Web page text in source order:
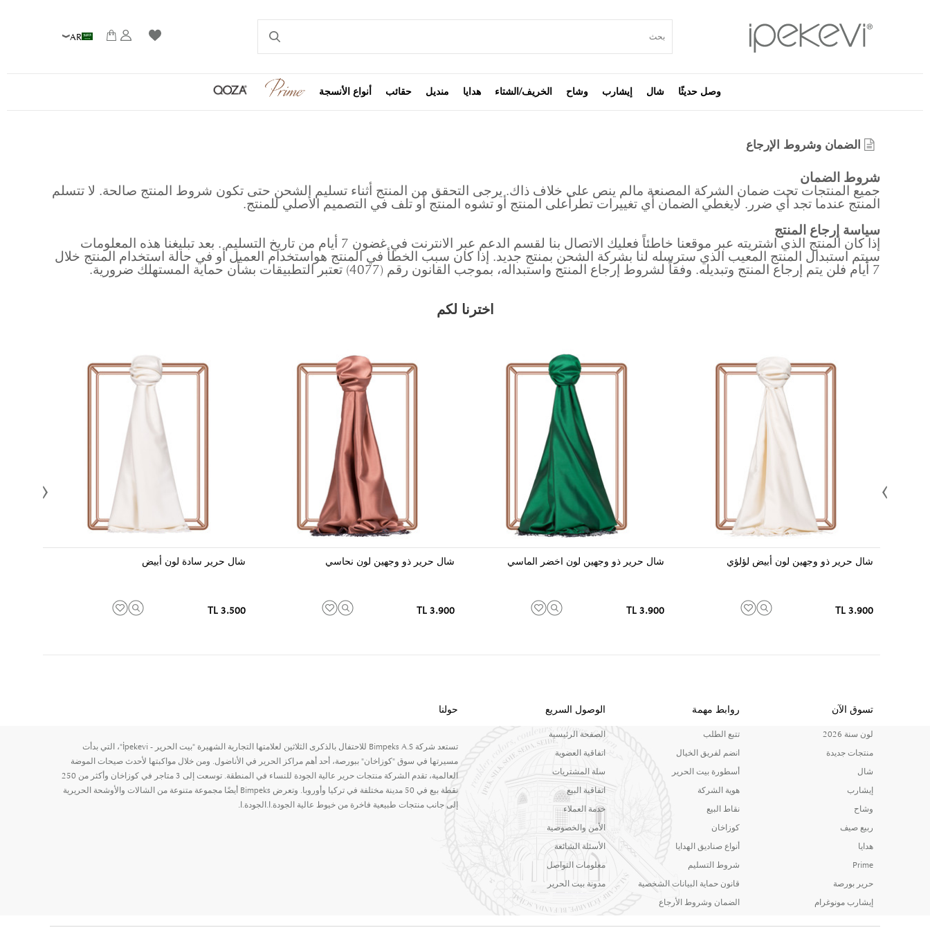
AR
وصل حديثًا شال إيشارب وشاح الخريف/الشتاء هدايا منديل حقائب أنواع الأنسجة
الضمان وشروط الإرجاع
شروط الضمان
جميع المنتجات تحت ضمان الشركة المصنعة مالم ينص على خلاف ذاك. يرجى التحقق من المنتج أثناء تسليم الشحن حتى تكون شروط المنتج صالحة. لا تتسلم
المنتج عندما تجد أي ضرر. لايغطي الضمان أي تغييرات تطرأعلى المنتج أو تشوه المنتج أو تلف في التصميم الأصلي للمنتج.
سياسة إرجاع المنتج
إذا كان المنتج الذي اشتريته عبر موقعنا خاطئاً فعليك الاتصال بنا لقسم الدعم عبر الانترنت في غضون 7 أيام من تاريخ التسليم . بعد تبليغنا هذه المعلومات
سيتم استبدال المنتج المعيب الذي سترسله لنا بشركة الشحن بمنتج جديد. إذا كان سبب الخطأ في المنتج هواستخدام العميل أو في حالة استخدام المنتج خلال
7 أيام فلن يتم إرجاع المنتج وتبديله. وفقاً لشروط إرجاع المنتج واستبداله، بموجب القانون رقم (4077) تعتبر التطبيقات بشأن حماية المستهلك ضرورية.
اخترنا لكم
شال حرير ذو وجهين لون أبيض لؤلؤي
3.900 TL
شال حرير ذو وجهين لون اخضر الماسي
3.900 TL
شال حرير ذو وجهين لون نحاسي
3.900 TL
شال حرير سادة لون أبيض
3.500 TL
تسوق الآن
لون سنة 2026
منتجات جديدة
شال
إيشارب
وشاح
ربيع صيف
هدايا
Prime
حرير بورصة
إيشارب مونوغرام
روابط مهمة
تتبع الطلب
انضم لفريق الخيال
أسطورة بيت الحرير
هوية الشركة
نقاط البيع
كوزاخان
أنواع صناديق الهدايا
شروط التسليم
قانون حماية البيانات الشخصية
الضمان وشروط الأرجاع
الوصول السريع
الصفحة الرئيسية
اتفاقية العضوية
سلة المشتريات
اتفاقية البيع
خدمة العملاء
الأمن والخصوصية
الأسئلة الشائعة
معلومات التواصل
مدونة بيت الحرير
حولنا
تستعد شركة Bimpeks A.S للاحتفال بالذكرى الثلاثين لعلامتها التجارية الشهيرة "بيت الحرير - İpekevi"، التي بدأت
مسيرتها في سوق "كوزاخان" ببورصة، أحد أهم مراكز الحرير في الأناضول. ومن خلال مواكبتها لأحدث صيحات الموضة
العالمية، تقدم الشركة منتجات حرير عالية الجودة للنساء في المنطقة. توسعت إلى 3 متاجر في كوزاخان وأكثر من 250
نقطة بيع في 50 مدينة مختلفة في تركيا وأوروبا. وتعرض Bimpeks أيضًا مجموعة متنوعة من الشالات والأوشحة الحريرية
إلى جانب منتجات طبيعية فاخرة من خيوط عالية الجودة.ا.الجودة.ا.